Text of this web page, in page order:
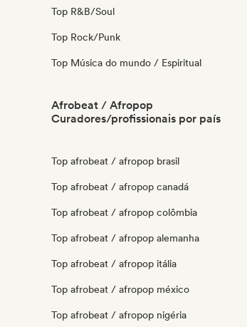
Top R&B/Soul
Top Rock/Punk
Top Música do mundo / Espiritual
Afrobeat / Afropop
Curadores/profissionais por país
Top afrobeat / afropop brasil
Top afrobeat / afropop canadá
Top afrobeat / afropop colômbia
Top afrobeat / afropop alemanha
Top afrobeat / afropop itália
Top afrobeat / afropop méxico
Top afrobeat / afropop nigéria